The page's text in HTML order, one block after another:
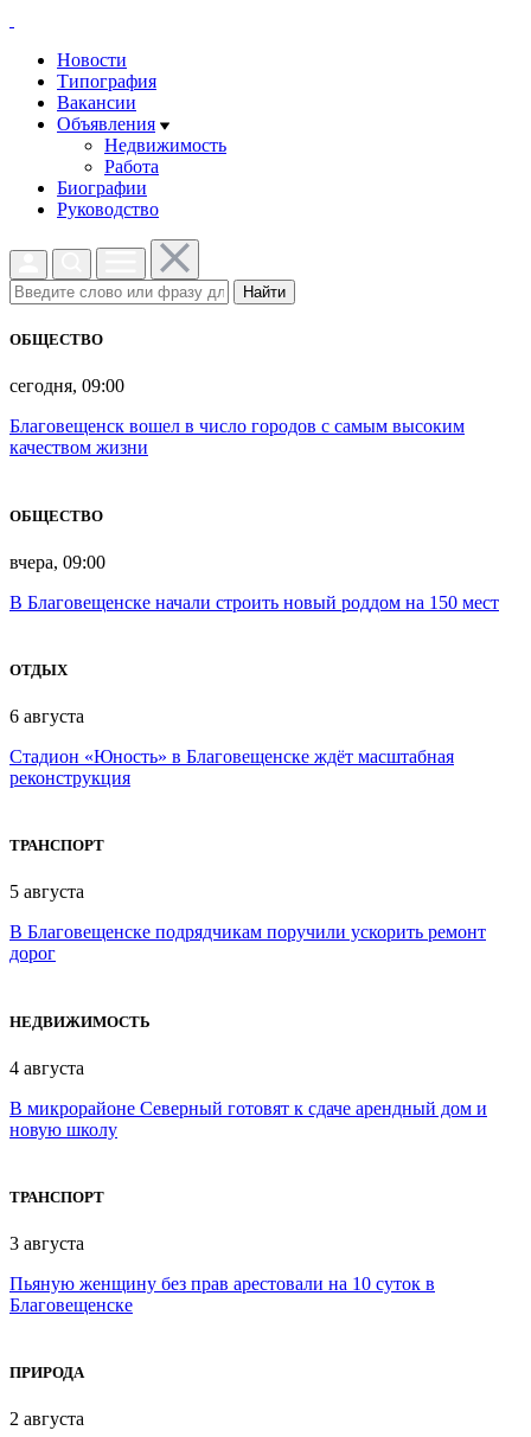
Новости
Типография
Вакансии
Объявления
Недвижимость
Работа
Биографии
Руководство
Найти
ОБЩЕСТВО
сегодня, 09:00
Благовещенск вошел в число городов с самым высоким
качеством жизни
ОБЩЕСТВО
вчера, 09:00
В Благовещенске начали строить новый роддом на 150 мест
ОТДЫХ
6 августа
Стадион «Юность» в Благовещенске ждёт масштабная
реконструкция
ТРАНСПОРТ
5 августа
В Благовещенске подрядчикам поручили ускорить ремонт
дорог
НЕДВИЖИМОСТЬ
4 августа
В микрорайоне Северный готовят к сдаче арендный дом и
новую школу
ТРАНСПОРТ
3 августа
Пьяную женщину без прав арестовали на 10 суток в
Благовещенске
ПРИРОДА
2 августа